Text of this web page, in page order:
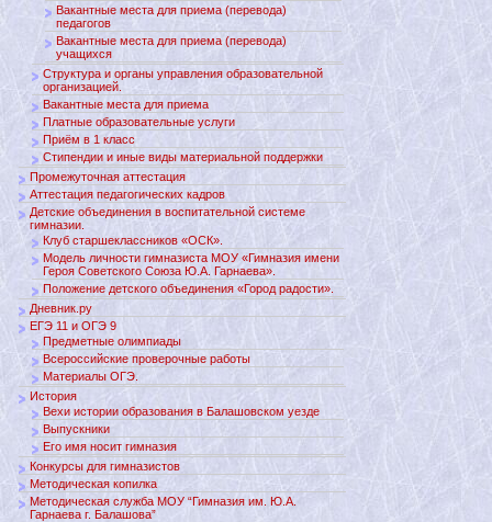
Вакантные места для приема (перевода)
педагогов
Вакантные места для приема (перевода)
учащихся
Структура и органы управления образовательной
организацией.
Вакантные места для приема
Платные образовательные услуги
Приём в 1 класс
Стипендии и иные виды материальной поддержки
Промежуточная аттестация
Аттестация педагогических кадров
Детские объединения в воспитательной системе
гимназии.
Клуб старшеклассников «ОСК».
Модель личности гимназиста МОУ «Гимназия имени
Героя Советского Союза Ю.А. Гарнаева».
Положение детского объединения «Город радости».
Дневник.ру
ЕГЭ 11 и ОГЭ 9
Предметные олимпиады
Всероссийские проверочные работы
Материалы ОГЭ.
История
Вехи истории образования в Балашовском уезде
Выпускники
Его имя носит гимназия
Конкурсы для гимназистов
Методическая копилка
Методическая служба МОУ “Гимназия им. Ю.А.
Гарнаева г. Балашова”